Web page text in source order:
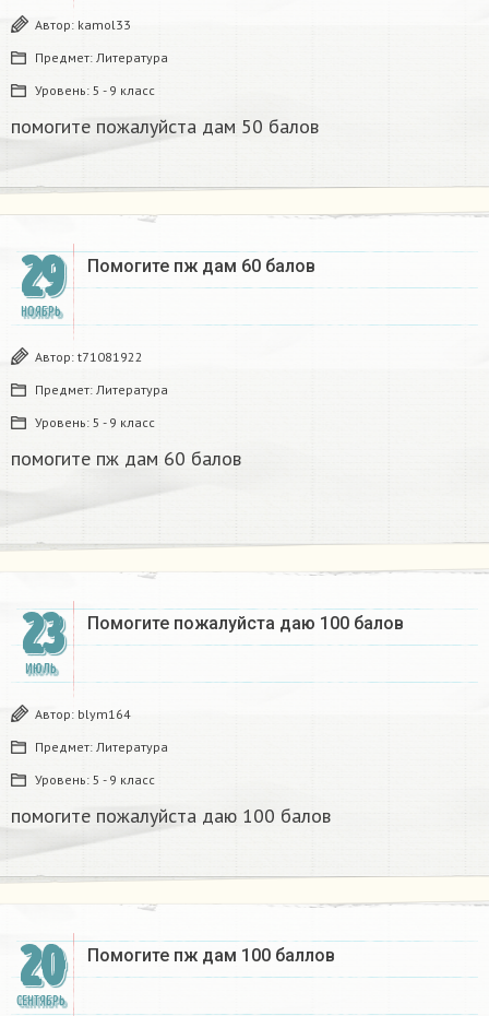
Автор: kamol33
Предмет: Литература
Уровень: 5 - 9 класс
помогите пожалуйста дам 50 балов
29
НОЯБРЬ
Помогите пж дам 60 балов ​
Автор: t71081922
Предмет: Литература
Уровень: 5 - 9 класс
помогите пж дам 60 балов
23
ИЮЛЬ
Помогите пожалуйста даю 100 балов​
Автор: blym164
Предмет: Литература
Уровень: 5 - 9 класс
помогите пожалуйста даю 100 балов​
20
СЕНТЯБРЬ
Помогите пж дам 100 баллов